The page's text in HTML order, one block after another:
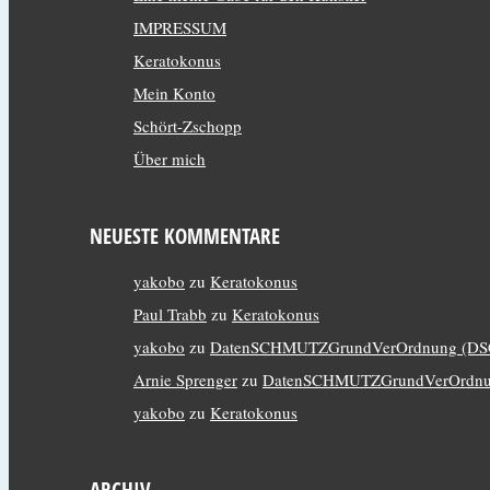
IMPRESSUM
Keratokonus
Mein Konto
Schört-Zschopp
Über mich
NEUESTE KOMMENTARE
yakobo zu Keratokonus
Paul Trabb zu Keratokonus
yakobo zu DatenSCHMUTZGrundVerOrdnung
Arnie Sprenger zu
yakobo zu Keratokonus